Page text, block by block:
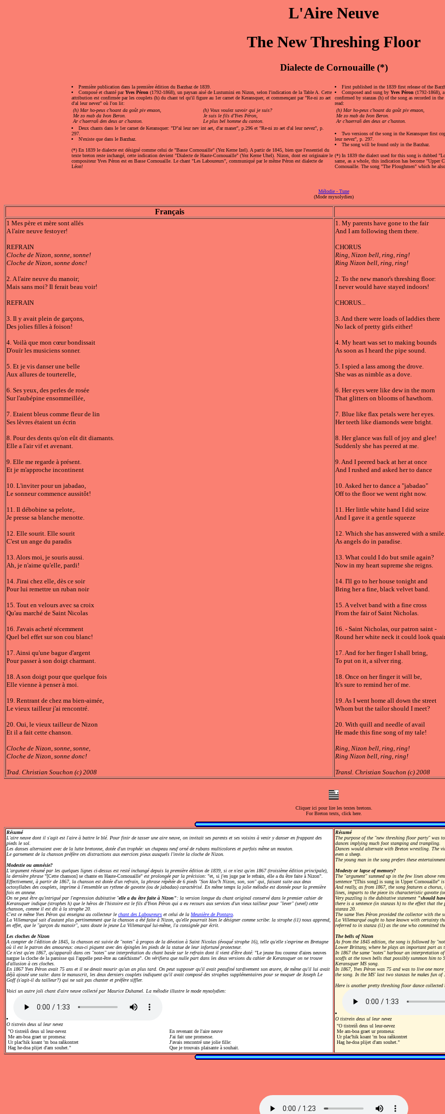
L'Aire Neuve
The New Threshing Floor
Dialecte de Cornouaille (*)
Première publication dans la première édition du Barzhaz de 1839.
Composé et chanté parYves Péron (1792-1868), un paysan aisé de Lustumini en Nizon, selon l'indication de la Table A. Cette
attribution est confirmée par les couplets (h) du chant tel qu'il figure au 1er carnet de Keransquer, et commençant par "Re-ni zo aet
d'al leur nevez" où l'on lit:
(h) Mar ho-peus c'hoant da goût piv emaon,
Me zo mab da Ivon Beron.
Ar c'haerrañ den deus ar c'hanton.
(h) Vous voulez savoir qui je suis?
Je suis le fils d'Yves Péron,
Le plus bel homme du canton.
Deux chants dans le 1er carnet de Keransquer: "D"al leur nev int aet, d'ar maner", p.296 et "Re-ni zo aet d'al leur nevez", p.
297.
N'existe que dans le Barzhaz.
(*) En 1839 le dialecte est désigné comme celui de "Basse Cornouaille" (Yez Kerne Izel). A partir de 1845, bien que l'essentiel du
texte breton reste inchangé, cette indication devient "Dialecte de Haute-Cornouaille" (Yez Kerne Uhel). Nizon, dont est originaire le
compositeur Yves Péron est en Basse Cornouaille. Le chant "Les Laboureurs", communiqué par le même Péron est dialecte de
Léon!
First published in the 1839 first release of the
Composed and sung by Yves Péron (1792-1868),
confirmed by stanzas (h) of the song as recorded in
read:
(h) Mar ho-peus c'hoant da goût piv emaon,
Me zo mab da Ivon Beron.
Ar c'haerrañ den deus ar c'hanton.
Two versions of the song in the Keransquer first
leur nevez", p. 297.
The song will be found only in the Barzhaz.
(*) In 1839 the dialect used for this song is dubbed
same, as a whole, this indication has become
Cornouaille. The song "The Ploughmen" which he
Mélodie - Tune
(Mode myxolydien)
Français
1 Mes père et mère sont allés
A l'aire neuve festoyer!
REFRAIN
Cloche de Nizon, sonne, sonne!
Cloche de Nizon, sonne donc!
2. A l'aire neuve du manoir;
Mais sans moi? Il ferait beau voir!
REFRAIN
3. Il y avait plein de garçons,
Des jolies filles à foison!
4. Voilà que mon cœur bondissait
D'ouïr les musiciens sonner.
5. Et je vis danser une belle
Aux allures de tourterelle,
6. Ses yeux, des perles de rosée
Sur l'aubépine ensommeillée,
7. Etaient bleus comme fleur de lin
Ses lèvres étaient un écrin
8. Pour des dents qu'on eût dit diamants.
Elle a l'air vif et avenant.
9. Elle me regarde à présent.
Et je m'approche incontinent
10. L'inviter pour un jabadao,
Le sonneur commence aussitôt!
11. Il débobine sa pelote,.
Je presse sa blanche menotte.
12. Elle sourit. Elle sourit
C'est un ange du paradis
13. Alors moi, je souris aussi.
Ah, je n'aime qu'elle, pardi!
14. J'irai chez elle, dès ce soir
Pour lui remettre un ruban noir
15. Tout en velours avec sa croix
Qu'au marché de Saint Nicolas
16. J'avais acheté récemment
Quel bel effet sur son cou blanc!
17. Ainsi qu'une bague d'argent
Pour passer à son doigt charmant.
18. A son doigt pour que quelque fois
Elle vienne à penser à moi.
19. Rentrant de chez ma bien-aimée,
Le vieux tailleur j'ai rencontré.
20. Oui, le vieux tailleur de Nizon
Et il a fait cette chanson.
Cloche de Nizon, sonne, sonne,
Cloche de Nizon, sonne donc!
Trad. Christian Souchon (c) 2008
1. My parents have gone to the fair
And I am following them there.
CHORUS
Ring, Nizon bell, ring, ring!
Ring Nizon bell, ring, ring!
2. To the new manor's threshing floor:
I never would have stayed indoors!
CHORUS...
3. And there were loads of laddies there
No lack of pretty girls either!
4. My heart was set to making bounds
As soon as I heard the pipe sound.
5. I spied a lass among the drove.
She was as nimble as a dove.
6. Her eyes were like dew in the morn
That glitters on blooms of hawthorn.
7. Blue like flax petals were her eyes.
Her teeth like diamonds were bright.
8. Her glance was full of joy and glee!
Suddenly she has peered at me.
9. And I peered back at her at once
And I rushed and asked her to dance
10. Asked her to dance a "jabadao"
Off to the floor we went right now.
11. Her little white hand I did seize
And I gave it a gentle squeeze
12. Which she has answered with a smile.
As angels do in paradise.
13. What could I do but smile again?
Now in my heart supreme she reigns.
14. I'll go to her house tonight and
Bring her a fine, black velvet band.
15. A velvet band with a fine cross
From the fair of Saint Nicholas.
16. - Saint Nicholas, our patron saint -
Round her white neck it could look
17. And for her finger I shall bring,
To put on it, a silver ring.
18. Once on her finger it will be,
It's sure to remind her of me.
19. As I went home all down the street
Whom but the tailor should I meet?
20. With quill and needle of avail
He made this fine song of my tale!
Ring, Nizon bell, ring, ring!
Ring Nizon bell, ring, ring!
Transl. Christian Souchon (c) 2008
Cliquer ici pour lire les textes bretons.
For Breton texts, click here.
Résumé
L'aire neuve dont il s'agit est l'aire à battre le blé. Pour finir de tasser une aire neuve, on invitait ses parents et ses voisins à venir y danser en frappant des
pieds le sol.
Les danses alternaient avec de la lutte bretonne, dotée d'un trophée: un chapeau neuf orné de rubans multicolores et parfois même un mouton.
Le garnement de la chanson préfère ces distractions aux exercices pieux auxquels l'invite la cloche de Nizon.
Modestie ou amnésie?
L'argument résumé par les quelques lignes ci-dessus est resté inchangé depuis la première édition de 1839, si ce n'est qu'en 1867 (troisième édition principale),
la dernière phrase"[Cette chanson] se chante en Haute-Cornouaille" est prolongée par la précision: "et, si j'en juge par le refrain, elle a du être faite à Nizon".
Effectivement, à partir de 1867, la chanson est dotée d'un refrain, la phrase répétée de 6 pieds "Son kloc'h Nizon, son, son" qui, faisant suite aux deux
octosyllabes des couplets, imprime à l'ensemble un rythme de gavotte (ou de jabadao) caractérisé. En même temps la jolie mélodie est donnée pour la première
fois en annexe.
On ne peut être qu'intrigué par l'expression dubitative "elle a du être faite à Nizon": la version longue du chant original conservé dans le premier cahier de
Keransquer indique (strophes h) que le héros de l'histoire est le fils d'Yvon Péron qui a eu recours aux services d'un vieux tailleur pour "lever" (sevel) cette
chanson, comme il est dit à la strophe 20.
C'est ce même Yves Péron qui enseigna au collecteur lechant des Laboureurs et celui de la Meunière de Pontaro
La Villemarqué sait d'autant plus pertinemment que la chanson a été faite à Nizon, qu'elle pourrait bien le désigner comme scribe: la strophe (i1) nous apprend,
en effet, que le "garçon du manoir", sans doute le jeune La Villemarqué lui-même, l'a consignée par écrit.
Les cloches de Nizon
A compter de l'édition de 1845, la chanson est suivie de "notes" à propos de la dévotion à Saint Nicolas (évoqué strophe 16), telle qu'elle s'exprime en Bretagne
où il est le patron des amoureux: ceux-ci piquent avec des épingles les pieds de la statue de leur infortuné protecteur.
Ce n'est qu'en 1867, qu'apparaît dans ces "notes" une interprétation du chant basée sur le refrain dont il vient d'être doté: "Le jeune fou coureur d'aires neuves
nargue la cloche de la paroisse qui l'appelle peut-être au catéchisme". On vérifiera que nulle part dans les deux versions du cahier de Keransquer on ne trouve
d'allusion à ces cloches.
En 1867 Yves Péron avait 75 ans et il ne devait mourir qu'un an plus tard. On peut supposer qu'il avait peaufiné tardivement son œuvre, de même qu'il lui avait
déjà ajouté une suite: dans le manuscrit, les deux derniers couplets indiquent qu'il avait composé des strophes supplémentaires pour se moquer de Joseph Le
Goff (s'agit-il du tailleur?) qui ne sait pas chanter et préfère siffler.
Voici un autre joli chant d'aire neuve collecté par Maurice Duhamel. La mélodie illustre le mode myxolydien:
O tistrein deus ul leur nevez
"O tistreiñ deus ul leur-nevez
Me am-boa graet ur promesa:
Ur plac'hik koant 'm boa rañkontret
Hag he-doa plijet d'am souhet."
En revenant de l'aire neuve
J'ai fait une promesse.
J'avais rencontré une jolie fille:
Que je trouvais plaisante à souhait.
Résumé
The purpose of the "new threshing floor party" was
dances implying much foot stamping and trampling.
Dances would alternate with Breton wrestling. The
even a sheep.
The young man in the song prefers these
Modesty or lapse of memory?
The "argument" summed up in the few lines above
sentence"[This song] is sung in Upper Cornouaille"
And really, as from 1867, the song features a
lines, imparts to the piece its characteristic gavotte
Very puzzling is the dubitative statement "should
there is a sentence (in stanzas h) to the effect that
stanza 20.
The same Yves Péron provided the collector with the
La Villemarqué ought to have known with certainty
referred to in stanza (i1) as the one who committed
The bells of Nizon
As from the 1845 edition, the song is followed by
Lower Brittany, where he plays an important part
In 1867 the same "notes" harbour an interpretation
scoffs at the town bells that possibly summon him to
Keransquer MS song.
In 1867, Yves Péron was 75 and was to live one
the song. In the MS' last two stanzas he makes fun
Here is another pretty threshing floor dance
O tistrein deus ul leur nevez
"O tistreiñ deus ul leur-nevez
Me am-boa graet ur promesa:
Ur plac'hik koant 'm boa rañkontret
Hag he-doa plijet d'am souhet."